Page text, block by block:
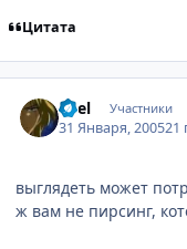
Цитата
abel Участники
31 Января, 200521
выглядеть может
ж вам не пирсинг,